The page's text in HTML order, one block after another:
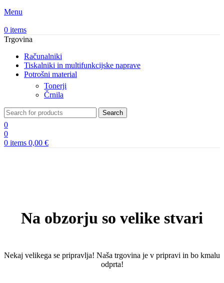
Menu
0 items
Trgovina
Računalniki
Tiskalniki in multifunkcijske naprave
Potrošni material
Tonerji
Črnila
Search
0
0
0 items 0,00 €
Na obzorju so velike stvari
Nekaj ​​velikega se pripravlja! Naša trgovina je v pripravi in ​​bo kmalu
odprta!